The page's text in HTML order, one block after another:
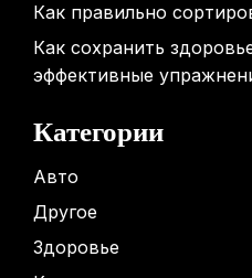
Как правильно
Как сохранить
эффективные
Категории
Авто
Другое
Здоровье